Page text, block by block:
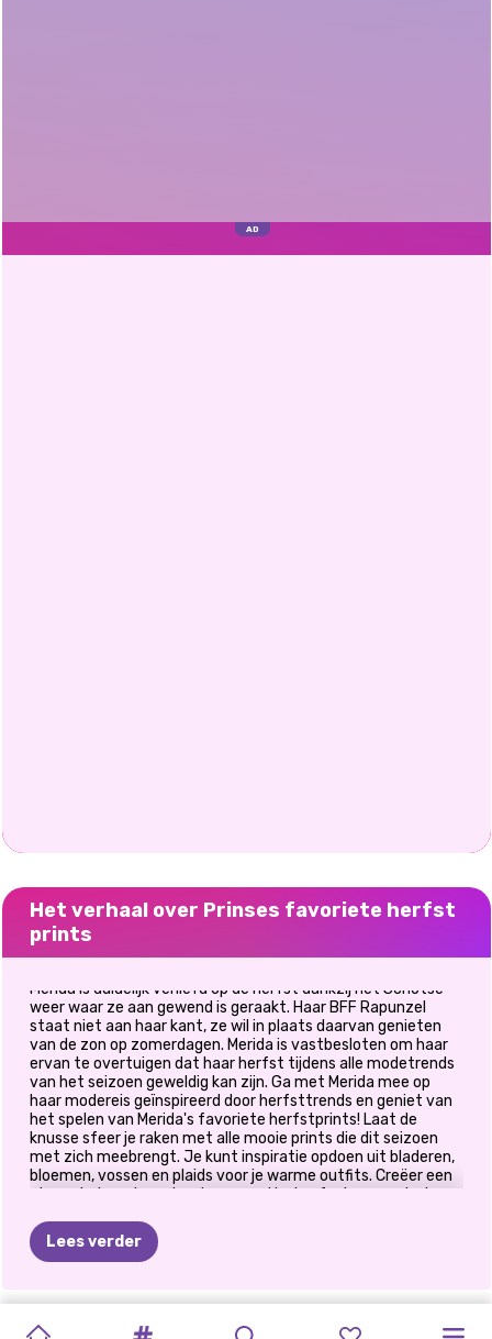
Het verhaal over Prinses favoriete herfst
prints
Merida is duidelijk verliefd op de herfst dankzij het Schotse
weer waar ze aan gewend is geraakt. Haar BFF Rapunzel
staat niet aan haar kant, ze wil in plaats daarvan genieten
van de zon op zomerdagen. Merida is vastbesloten om haar
ervan te overtuigen dat haar herfst tijdens alle modetrends
van het seizoen geweldig kan zijn. Ga met Merida mee op
haar modereis geïnspireerd door herfsttrends en geniet van
het spelen van Merida's favoriete herfstprints! Laat de
knusse sfeer je raken met alle mooie prints die dit seizoen
met zich meebrengt. Je kunt inspiratie opdoen uit bladeren,
bloemen, vossen en plaids voor je warme outfits. Creëer een
stoere jurk met een bordeauxrood jasje of mix grove truien
zorg ervoor dat je er een toevoegt aan je mooie look. Veel
plezier hier!
Lees verder
PRINSESSEN
ZUSSEN
ELIZA'S PRINSES BLONDINES